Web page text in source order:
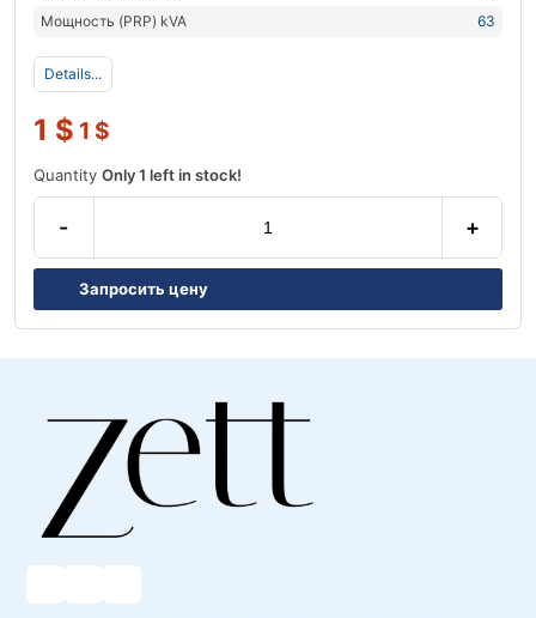
Мощность (PRP) kVA
63
Details...
1 $ 1 $
Quantity Only 1 left in stock!
- +
Запросить цену